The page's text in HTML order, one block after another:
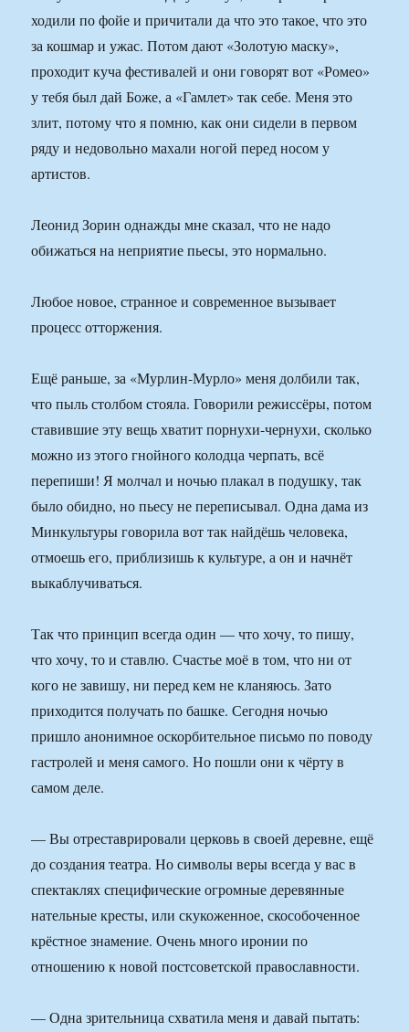
ходили по фойе и причитали да что это такое, что это
за кошмар и ужас. Потом дают «Золотую маску»,
проходит куча фестивалей и они говорят вот «Ромео»
у тебя был дай Боже, а «Гамлет» так себе. Меня это
злит, потому что я помню, как они сидели в первом
ряду и недовольно махали ногой перед носом у
артистов.
Леонид Зорин однажды мне сказал, что не надо
обижаться на неприятие пьесы, это нормально.
Любое новое, странное и современное вызывает
процесс отторжения.
Ещё раньше, за «Мурлин-Мурло» меня долбили так,
что пыль столбом стояла. Говорили режиссёры, потом
ставившие эту вещь хватит порнухи-чернухи, сколько
можно из этого гнойного колодца черпать, всё
перепиши! Я молчал и ночью плакал в подушку, так
было обидно, но пьесу не переписывал. Одна дама из
Минкультуры говорила вот так найдёшь человека,
отмоешь его, приблизишь к культуре, а он и начнёт
выкаблучиваться.
Так что принцип всегда один — что хочу, то пишу,
что хочу, то и ставлю. Счастье моё в том, что ни от
кого не завишу, ни перед кем не кланяюсь. Зато
приходится получать по башке. Сегодня ночью
пришло анонимное оскорбительное письмо по поводу
гастролей и меня самого. Но пошли они к чёрту в
самом деле.
— Вы отреставрировали церковь в своей деревне, ещё
до создания театра. Но символы веры всегда у вас в
спектаклях специфические огромные деревянные
нательные кресты, или скукоженное, скособоченное
крёстное знамение. Очень много иронии по
отношению к новой постсоветской православности.
— Одна зрительница схватила меня и давай пытать: